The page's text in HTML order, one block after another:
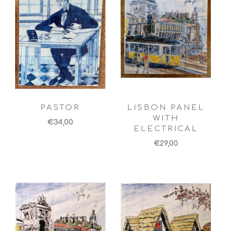
PASTOR
€34,00
LISBON PANEL
WITH
ELECTRICAL
€29,00